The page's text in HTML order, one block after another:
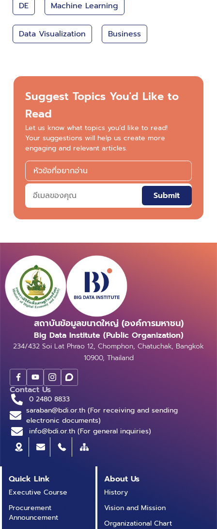
DE Machine Learning
Data Visualization Business
Suggest Topics You'd Like to
Read
Let us know what topics you’d like to read!
Your suggestions will help us create more
engaging and relevant articles.
Submit
สถาบันข้อมูลขนาดใหญ่ (องค์การมหาชน)
Big Data Institute (Public Organization)
234/432 Soi Lat Phrao 12, Chomphon, Chatuchak, Bangkok
10900, Thailand
Contact Us
0 2480 8833
saraban@bdi.or.th (For receiving and sending
electronic documents)
info@bdi.or.th (For general inquiries)
Quick Link
Executive Course
Procurement
Announcement
About Us
History
Vision and Mission
Organizational Chart